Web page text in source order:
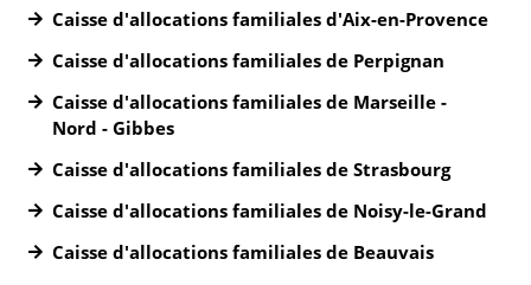
Caisse d'allocations familiales d'Aix-en-Provence
Caisse d'allocations familiales de Perpignan
Caisse d'allocations familiales de Marseille -
Nord - Gibbes
Caisse d'allocations familiales de Strasbourg
Caisse d'allocations familiales de Noisy-le-Grand
Caisse d'allocations familiales de Beauvais